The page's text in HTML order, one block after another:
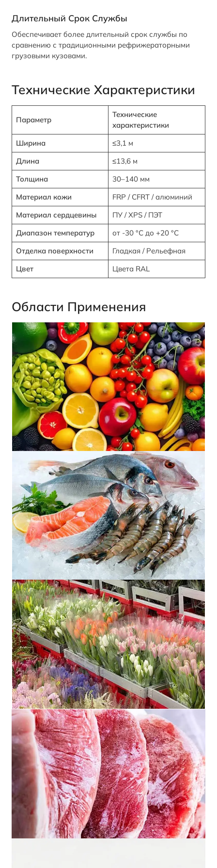
Длительный Срок Службы
Обеспечивает более длительный срок службы по
сравнению с традиционными рефрижераторными
грузовыми кузовами.
Технические Характеристики
Параметр
Технические
характеристики
Ширина
≤3,1 м
Длина
≤13,6 м
Толщина
30–140 мм
Материал кожи
FRP / CFRT / алюминий
Материал сердцевины
ПУ / XPS / ПЭТ
Диапазон температур
от -30 °C до +20 °C
Отделка поверхности
Гладкая / Рельефная
Цвет
Цвета RAL
Области Применения